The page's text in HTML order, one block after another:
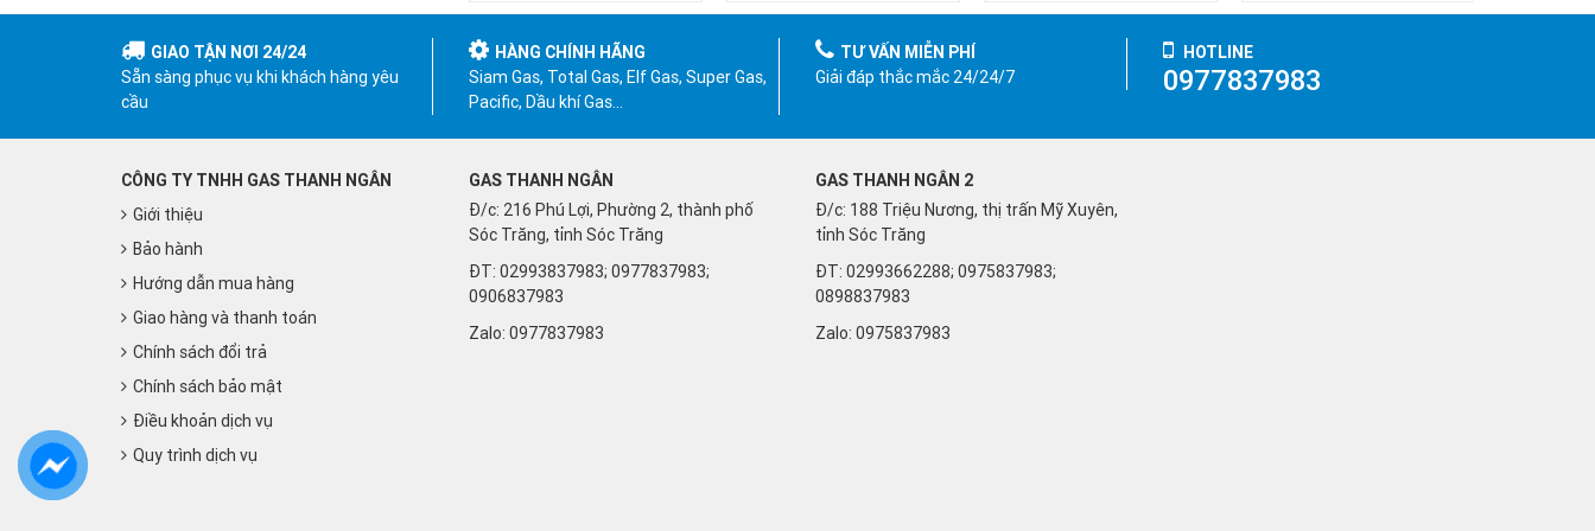
GIAO TẬN NƠI 24/24
Sẵn sàng phục vụ khi khách hàng yêu
cầu
HÀNG CHÍNH HÃNG
Siam Gas, Total Gas, Elf Gas, Super Gas,
Pacific, Dầu khí Gas…
TƯ VẤN MIỄN PHÍ
Giải đáp thắc mắc 24/24/7
HOTLINE
0977837983
CÔNG TY TNHH GAS THANH NGÂN
Giới thiệu
Bảo hành
Hướng dẫn mua hàng
Giao hàng và thanh toán
Chính sách đổi trả
Chính sách bảo mật
Điều khoản dịch vụ
Quy trình dịch vụ
GAS THANH NGÂN
Đ/c: 216 Phú Lợi, Phường 2, thành phố
Sóc Trăng, tỉnh Sóc Trăng
ĐT: 02993837983; 0977837983;
0906837983
Zalo: 0977837983
GAS THANH NGÂN 2
Đ/c: 188 Triệu Nương, thị trấn Mỹ Xuyên,
tỉnh Sóc Trăng
ĐT: 02993662288; 0975837983;
0898837983
Zalo: 0975837983